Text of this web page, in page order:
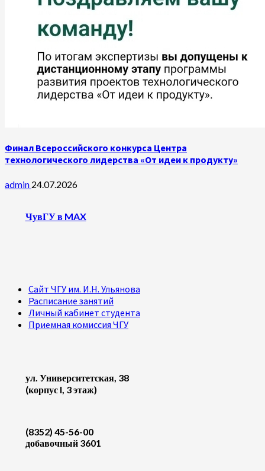
Финал Всероссийского конкурса Центра
технологического лидерства «От идеи к продукту»
admin 24.07.2026
ЧувГУ в MAX
Сайт ЧГУ им. И.Н. Ульянова
Расписание занятий
Личный кабинет студента
Приемная комиссия ЧГУ
ул. Университетская, 38
(корпус I, 3 этаж)
(8352) 45-56-00
добавочный 3601